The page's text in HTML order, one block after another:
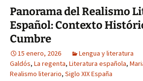
Panorama del Realismo
Español: Contexto
Cumbre
15 enero, 2026 Lengua y literatura
Galdós, La regenta, Literatura española,
Realismo literario, Siglo XIX España